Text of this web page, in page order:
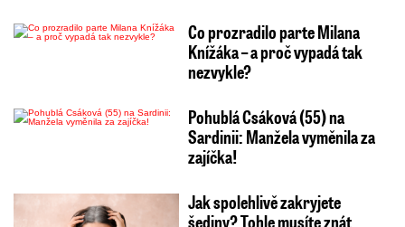
Co prozradilo parte Milana
Knížáka – a proč vypadá tak
nezvykle?
Pohublá Csáková (55) na
Sardinii: Manžela vyměnila za
zajíčka!
Jak spolehlivě zakryjete
šediny? Tohle musíte znát